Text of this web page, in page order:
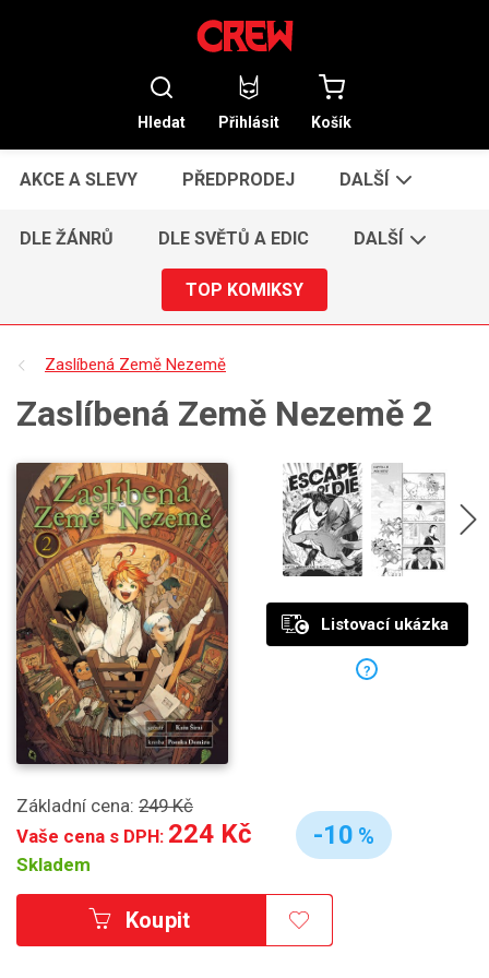
Hledat Přihlásit Košík
AKCE A SLEVY PŘEDPRODEJ DALŠÍ
DLE ŽÁNRŮ DLE SVĚTŮ A EDIC DALŠÍ
TOP KOMIKSY
Zaslíbená Země Nezemě
Zaslíbená Země Nezemě 2
Základní cena: 249 Kč
Vaše cena s DPH: 224 Kč
Skladem
-10 %
Koupit
Listovací ukázka
?